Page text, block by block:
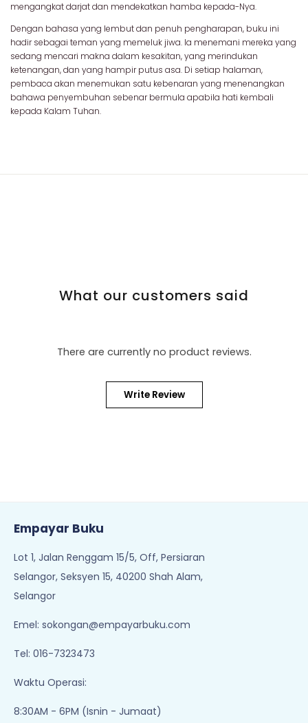
mengangkat darjat dan mendekatkan hamba kepada-Nya.
Dengan bahasa yang lembut dan penuh pengharapan, buku ini
hadir sebagai teman yang memeluk jiwa. Ia menemani mereka yang
sedang mencari makna dalam kesakitan, yang merindukan
ketenangan, dan yang hampir putus asa. Di setiap halaman,
pembaca akan menemukan satu kebenaran yang menenangkan
bahawa penyembuhan sebenar bermula apabila hati kembali
kepada Kalam Tuhan.
What our customers said
There are currently no product reviews.
Write Review
Empayar Buku
Lot 1, Jalan Renggam 15/5, Off, Persiaran
Selangor, Seksyen 15, 40200 Shah Alam,
Selangor
Emel: sokongan@empayarbuku.com
Tel: 016-7323473
Waktu Operasi:
8:30AM - 6PM (Isnin - Jumaat)